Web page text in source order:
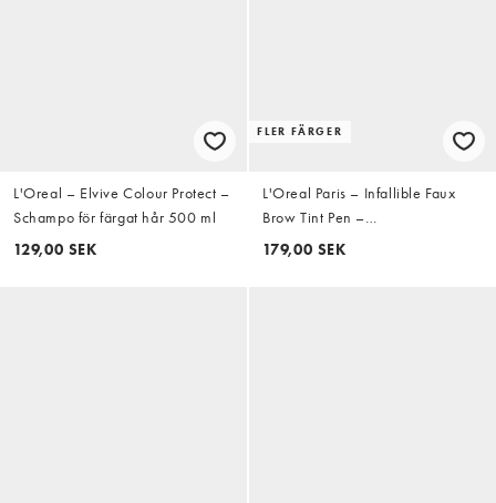
L'Oreal – Elvive Colour Protect –
Schampo för färgat hår 500 ml
129,00 SEK
FLER FÄRGER
L'Oreal Paris – Infallible Faux
Brow Tint Pen –
Ögonbrynspenna
179,00 SEK